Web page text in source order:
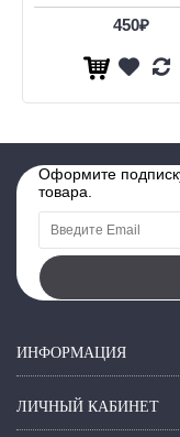
450₽
Оформите
товара.
ИНФОРМАЦИЯ
ЛИЧНЫЙ КАБИНЕТ